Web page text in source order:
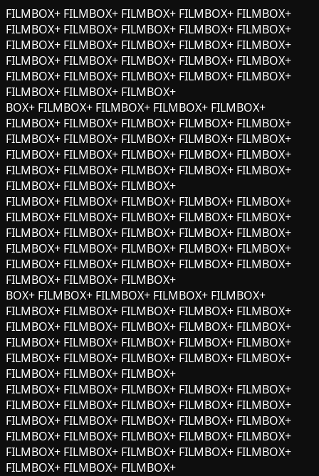
Skip
to
content
FILMBOX+ FILMBOX+ FILMBOX+ FILMBOX+ FILMBOX+
FILMBOX+ FILMBOX+ FILMBOX+ FILMBOX+ FILMBOX+
FILMBOX+ FILMBOX+ FILMBOX+ FILMBOX+ FILMBOX+
FILMBOX+ FILMBOX+ FILMBOX+ FILMBOX+ FILMBOX+
FILMBOX+ FILMBOX+ FILMBOX+ FILMBOX+ FILMBOX+
FILMBOX+ FILMBOX+ FILMBOX+
BOX+ FILMBOX+ FILMBOX+ FILMBOX+ FILMBOX+
FILMBOX+ FILMBOX+ FILMBOX+ FILMBOX+ FILMBOX+
FILMBOX+ FILMBOX+ FILMBOX+ FILMBOX+ FILMBOX+
FILMBOX+ FILMBOX+ FILMBOX+ FILMBOX+ FILMBOX+
FILMBOX+ FILMBOX+ FILMBOX+ FILMBOX+ FILMBOX+
FILMBOX+ FILMBOX+ FILMBOX+
FILMBOX+ FILMBOX+ FILMBOX+ FILMBOX+ FILMBOX+
FILMBOX+ FILMBOX+ FILMBOX+ FILMBOX+ FILMBOX+
FILMBOX+ FILMBOX+ FILMBOX+ FILMBOX+ FILMBOX+
FILMBOX+ FILMBOX+ FILMBOX+ FILMBOX+ FILMBOX+
FILMBOX+ FILMBOX+ FILMBOX+ FILMBOX+ FILMBOX+
FILMBOX+ FILMBOX+ FILMBOX+
BOX+ FILMBOX+ FILMBOX+ FILMBOX+ FILMBOX+
FILMBOX+ FILMBOX+ FILMBOX+ FILMBOX+ FILMBOX+
FILMBOX+ FILMBOX+ FILMBOX+ FILMBOX+ FILMBOX+
FILMBOX+ FILMBOX+ FILMBOX+ FILMBOX+ FILMBOX+
FILMBOX+ FILMBOX+ FILMBOX+ FILMBOX+ FILMBOX+
FILMBOX+ FILMBOX+ FILMBOX+
FILMBOX+ FILMBOX+ FILMBOX+ FILMBOX+ FILMBOX+
FILMBOX+ FILMBOX+ FILMBOX+ FILMBOX+ FILMBOX+
FILMBOX+ FILMBOX+ FILMBOX+ FILMBOX+ FILMBOX+
FILMBOX+ FILMBOX+ FILMBOX+ FILMBOX+ FILMBOX+
FILMBOX+ FILMBOX+ FILMBOX+ FILMBOX+ FILMBOX+
FILMBOX+ FILMBOX+ FILMBOX+